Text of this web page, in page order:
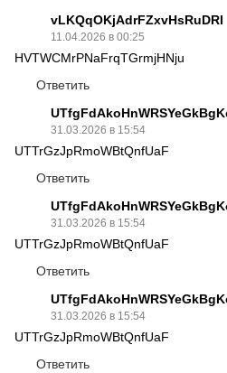
vLKQqOKjAdrFZxvHsRuDRl
11.04.2026 в 00:25
HVTWCMrPNaFrqTGrmjHNju
Ответить
31.03.2026 в 15:54
UTTrGzJpRmoWBtQnfUaF
Ответить
31.03.2026 в 15:54
UTTrGzJpRmoWBtQnfUaF
Ответить
31.03.2026 в 15:54
UTTrGzJpRmoWBtQnfUaF
Ответить